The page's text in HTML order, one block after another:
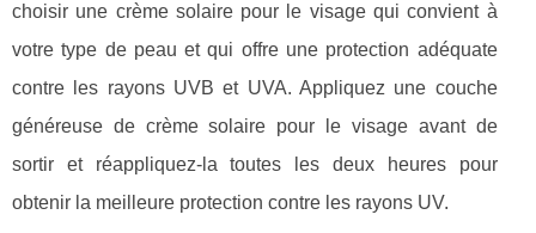
choisir une crème solaire pour le visage qui convient à
votre type de peau et qui offre une protection adéquate
contre les rayons UVB et UVA. Appliquez une couche
généreuse de crème solaire pour le visage avant de
sortir et réappliquez-la toutes les deux heures pour
obtenir la meilleure protection contre les rayons UV.